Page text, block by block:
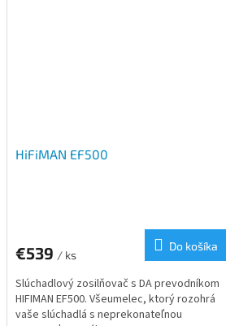
HiFiMAN EF500
€539 / ks
Do košíka
Slúchadlový zosilňovač s DA prevodníkom
HIFIMAN EF500. Všeumelec, ktorý rozohrá
vaše slúchadlá s neprekonateľnou